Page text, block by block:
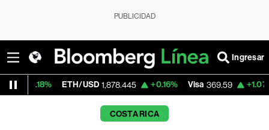
PUBLICIDAD
Ingresar
ETH/USD 1,878.445 +0.16% Visa 369.59 +1.07%
COSTA RICA